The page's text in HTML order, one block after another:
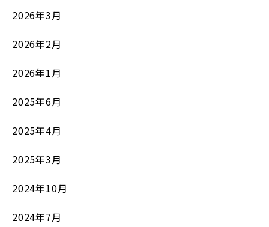
2026年3月
2026年2月
2026年1月
2025年6月
2025年4月
2025年3月
2024年10月
2024年7月